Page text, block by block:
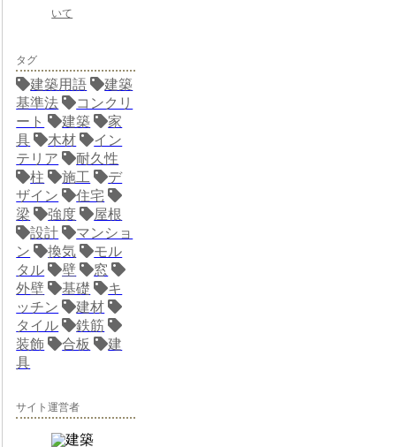
いて
タグ
建築用語
建築
基準法
コンクリ
ート
建築
家
具
木材
イン
テリア
耐久性
柱
施工
デ
ザイン
住宅
梁
強度
屋根
設計
マンショ
ン
換気
モル
タル
壁
窓
外壁
基礎
キ
ッチン
建材
タイル
鉄筋
装飾
合板
建
具
サイト運営者